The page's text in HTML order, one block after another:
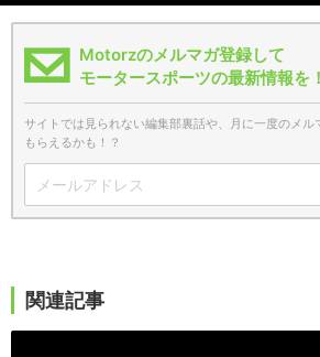
Motorzのメルマガ登録して
モータースポーツの最新情報を！
サイトでは見られない編集部裏話や、月に一度のメル
もらえるかも！？
関連記事